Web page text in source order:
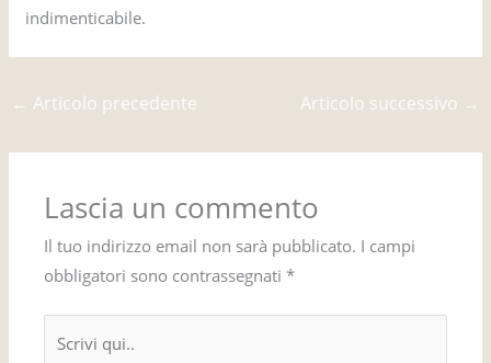
indimenticabile.
← Articolo precedente Articolo successivo →
Lascia un commento
Il tuo indirizzo email non sarà pubblicato. I campi
obbligatori sono contrassegnati*